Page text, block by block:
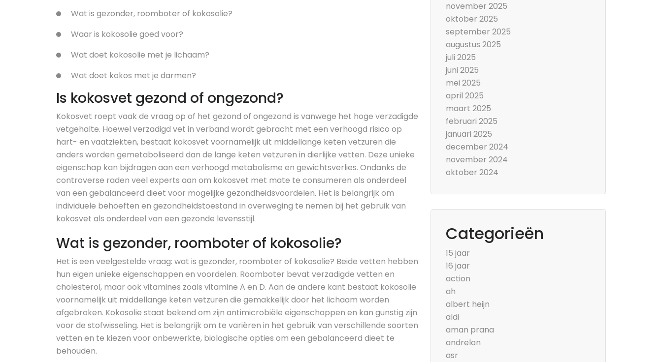
Wat is gezonder, roomboter of kokosolie?
Waar is kokosolie goed voor?
Wat doet kokosolie met je lichaam?
Wat doet kokos met je darmen?
Is kokosvet gezond of ongezond?
Kokosvet roept vaak de vraag op of het gezond of ongezond is vanwege het hoge verzadigde
vetgehalte. Hoewel verzadigd vet in verband wordt gebracht met een verhoogd risico op
hart- en vaatziekten, bestaat kokosvet voornamelijk uit middellange keten vetzuren die
anders worden gemetaboliseerd dan de lange keten vetzuren in dierlijke vetten. Deze unieke
eigenschap kan bijdragen aan een verhoogd metabolisme en gewichtsverlies. Ondanks de
controverse raden veel experts aan om kokosvet met mate te consumeren als onderdeel
van een gebalanceerd dieet voor mogelijke gezondheidsvoordelen. Het is belangrijk om
individuele behoeften en gezondheidstoestand in overweging te nemen bij het gebruik van
kokosvet als onderdeel van een gezonde levensstijl.
Wat is gezonder, roomboter of kokosolie?
Het is een veelgestelde vraag: wat is gezonder, roomboter of kokosolie? Beide vetten hebben
hun eigen unieke eigenschappen en voordelen. Roomboter bevat verzadigde vetten en
cholesterol, maar ook vitamines zoals vitamine A en D. Aan de andere kant bestaat kokosolie
voornamelijk uit middellange keten vetzuren die gemakkelijk door het lichaam worden
afgebroken. Kokosolie staat bekend om zijn antimicrobiële eigenschappen en kan gunstig zijn
voor de stofwisseling. Het is belangrijk om te variëren in het gebruik van verschillende soorten
vetten en te kiezen voor onbewerkte, biologische opties om een gebalanceerd dieet te
behouden.
november 2025
oktober 2025
september 2025
augustus 2025
juli 2025
juni 2025
mei 2025
april 2025
maart 2025
februari 2025
januari 2025
december 2024
november 2024
oktober 2024
Categorieën
15 jaar
16 jaar
action
ah
albert heijn
aldi
aman prana
andrelon
asr